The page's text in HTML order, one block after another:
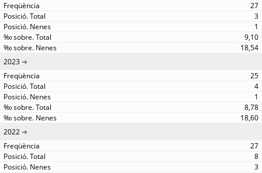
27
3
1
9,10
18,54
2023
25
4
1
8,78
18,60
2022
27
8
3